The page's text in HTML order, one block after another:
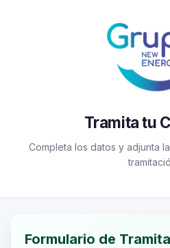
Tramita tu
Completa los datos y adjunta
Formulario de